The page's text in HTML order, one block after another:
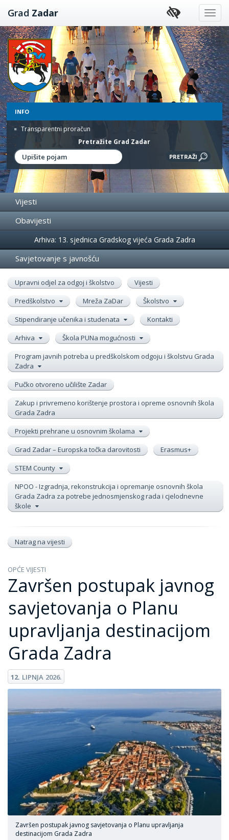
Preskoči
na
sadržaj
Grad Zadar
INFO
Transparentni proračun
Pretražite Grad Zadar
Vijesti
Obavijesti
Događanja
Arhiva: 13. sjednica Gradskog vijeća Grada Zadra
Savjetovanje s javnošću
Upravni odjel za odgoj i školstvo
Vijesti
Predškolstvo
Mreža ZaDar
Školstvo
Stipendiranje učenika i studenata
Kontakti
Arhiva
Škola PUNa mogućnosti
Program javnih potreba u predškolskom odgoju i školstvu Grada
Zadra
Pučko otvoreno učilište Zadar
Zakup i privremeno korištenje prostora i opreme osnovnih škola
Grada Zadra
Projekti prehrane u osnovnim školama
Grad Zadar – Europska točka darovitosti
Erasmus+
STEM County
NPOO - Izgradnja, rekonstrukcija i opremanje osnovnih škola
Grada Zadra za potrebe jednosmjenskog rada i cjelodnevne
škole
Natrag na vijesti
OPĆE VIJESTI
Završen postupak javnog
savjetovanja o Planu
upravljanja destinacijom
Grada Zadra
12. LIPNJA 2026.
Završen postupak javnog savjetovanja o Planu upravljanja
destinacijom Grada Zadra